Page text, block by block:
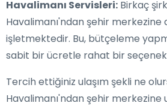
Havalimanı Servisleri: Birkaç
Havalimanı'ndan şehir
işletmektedir. Bu, bütçeleme
sabit bir ücretle rahat bir
Tercih ettiğiniz ulaşım şekli ne
Havalimanı'ndan şehir merkezine